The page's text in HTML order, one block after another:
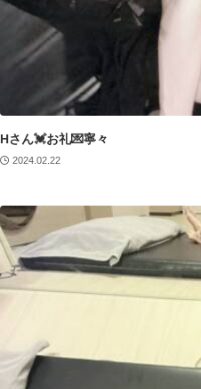
Hさん💓お礼💌寧々
2024.02.22